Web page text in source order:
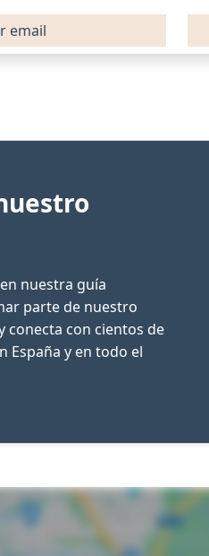
email
nuestra guía
parte de nuestro
conecta con cientos de
España y en todo el